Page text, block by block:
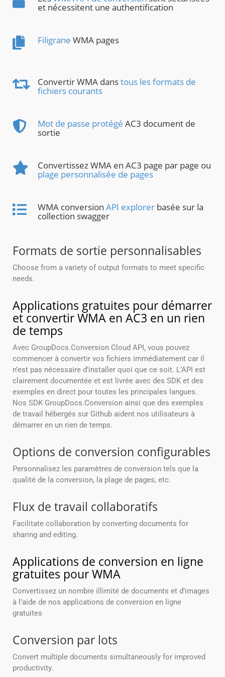
et nécessitent une authentification
Filigrane WMA pages
Convertir WMA danstous les formats de
fichiers courants
Mot de passe protégé AC3 document de
sortie
Convertissez WMA en AC3 page par page ou
plage personnalisée de pages
WMA conversion API explorer basée sur la
collection swagger
Formats de sortie personnalisables
Choose from a variety of output formats to meet specific
needs.
Applications gratuites pour démarrer
et convertir WMA en AC3 en un rien
de temps
Avec GroupDocs.Conversion Cloud API, vous pouvez
commencer à convertir vos fichiers immédiatement car il
n’est pas nécessaire d’installer quoi que ce soit. L’API est
clairement documentée et est livrée avec des SDK et des
exemples en direct pour toutes les principales langues.
Nos SDK GroupDocs.Conversion ainsi que des exemples
de travail hébergés sur Github aident nos utilisateurs à
démarrer en un rien de temps.
Options de conversion configurables
Personnalisez les paramètres de conversion tels que la
qualité de la conversion, la plage de pages, etc.
Flux de travail collaboratifs
Facilitate collaboration by converting documents for
sharing and editing.
Applications de conversion en ligne
gratuites pour WMA
Convertissez un nombre illimité de documents et d’images
à l’aide de nos applications de conversion en ligne
gratuites
Conversion par lots
Convert multiple documents simultaneously for improved
productivity.